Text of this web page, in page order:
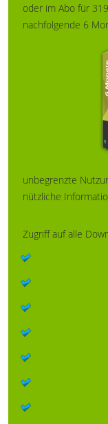
oder im Abo für
nachfolgende 6
unbegrenzte
nützliche
Zugriff auf alle